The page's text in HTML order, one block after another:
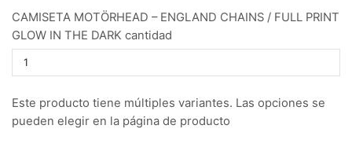
CAMISETA MOTÖRHEAD – ENGLAND CHAINS / FULL PRINT
GLOW IN THE DARK cantidad
Este producto tiene múltiples variantes. Las opciones se
pueden elegir en la página de producto